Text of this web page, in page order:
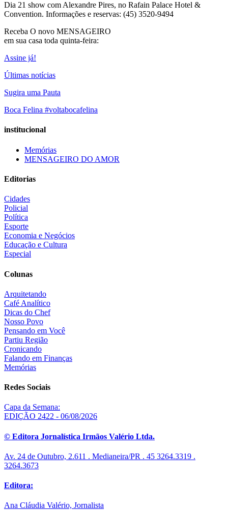
Dia 21 show com Alexandre Pires, no Rafain Palace Hotel &
Convention. Informações e reservas: (45) 3520-9494
Receba O novo MENSAGEIRO
em sua casa toda quinta-feira:
Assine já!
Últimas notícias
Sugira uma Pauta
Boca Felina #voltabocafelina
institucional
Memórias
MENSAGEIRO DO AMOR
Editorias
Cidades
Policial
Política
Esporte
Economia e Negócios
Educação e Cultura
Especial
Colunas
Arquitetando
Café Analítico
Dicas do Chef
Nosso Povo
Pensando em Você
Partiu Região
Cronicando
Falando em Finanças
Memórias
Redes Sociais
Capa da Semana:
EDIÇÃO 2422 - 06/08/2026
© Editora Jornalística Irmãos Valério Ltda.
Av. 24 de Outubro, 2.611 . Medianeira/PR . 45 3264.3319 .
3264.3673
Editora:
Ana Cláudia Valério, Jornalista